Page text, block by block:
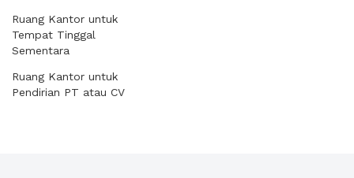
Ruang Kantor untuk
Tempat Tinggal
Sementara
Ruang Kantor untuk
Pendirian PT atau CV